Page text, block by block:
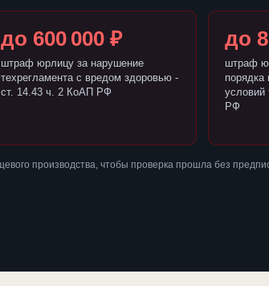
до 600 000 ₽
штраф юрлицу за нарушение
техрегламента с вредом здоровью -
ст. 14.43 ч. 2 КоАП РФ
до
штраф
порядка
условий
РФ
производства, чтобы проверка прошла без